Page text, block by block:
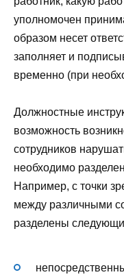
уполномочен
образом несет
заполняет и
временно (при
Должностные
возможность
сотрудников
необходимо
Например, с точки
между различными
разделены